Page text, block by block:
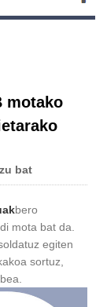
motako
bat
bero
mota bat da.
egiten
sortuz,